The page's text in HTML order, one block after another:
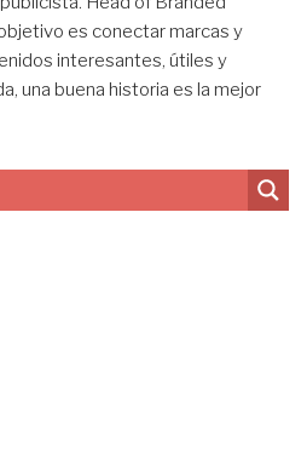
es conectar marcas y
interesantes, útiles y
una buena historia es la mejor